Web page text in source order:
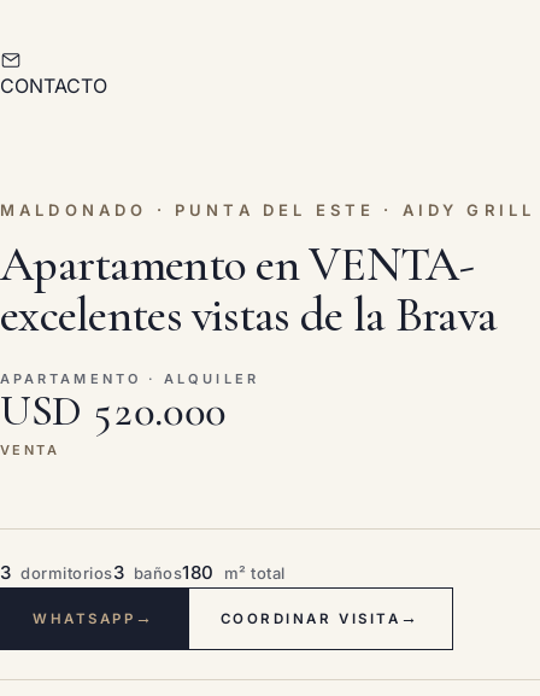
CONTACTO
MALDONADO · PUNTA DEL ESTE · AIDY GRILL
Apartamento en VENTA-
excelentes vistas de la Brava
APARTAMENTO · ALQUILER
USD 520.000
VENTA
3 dormitorios3 baños180 m² total
WHATSAPP → COORDINAR VISITA →